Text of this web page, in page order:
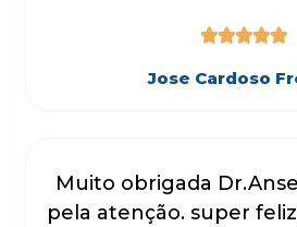

Jose Cardoso
Muito obrigada
pela atenção. super